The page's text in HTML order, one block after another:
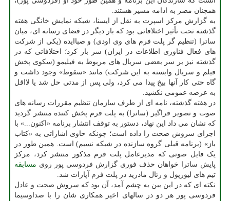
همچنان مصر به ادامه مسیر هستند.
به گزارش مرکز اسپرت به نقل از ایسنا، شبکه نمایش خانگی هفته
گذشته تحت تأثیر اختلافاتی بود که بار دیگر در فضای رسانه ای، میان
ساترا (تنظیم گر پلت فرم های وی اودی) و صباایده (یکی از شرکت
های فعال فناوری اطلاعات در ایران) سر باز کرد؛ اختلافاتی که در
گذشته نیز بر سر بعضی سریال های مربوط به فیلیمو (سکوی پخش
فیلم و سریال وابسته به این شرکت) مانند «سقوط» وجود داشت و
گاه حتی کار آنها بیخ پیدا می کرد، ولی پس از مدتی حل شد یا لااقل
به عرصه عمومی نکشید.
در هفته گذشته، نامه ای از طرف سازمان تنظیم مقررات رسانه های
صوت و تصویر فراگیر (ساترا) به پلت فرم پخش کننده منتشر گردید
که نشان می داد این نهاد، دستور به توقف انتشار برنامه «اکنون...» با
اجرای سروش صحت را داده است؛ چونکه حاوی اشاراتی به «کتاب
باز» (برنامه قبلی گروه سازنده در شبکه نسیم) است. همین طور در
یک فایل صوتی که مدیرعامل پلت فرم مذکور منتشر کرد، مرکز
پایش ساترا خواهان حذف فوری گزارش فردوسی پور روی مسابقه
تیم های لیورپول و رئال مادرید در پلت فرم آپارات شد.
نکته ای که در این بین به چشم آمد، آن بود که سروش صحت و عادل
فردوسی پور هر دو در سالهای اخیر همکاری شان را با صداوسیما